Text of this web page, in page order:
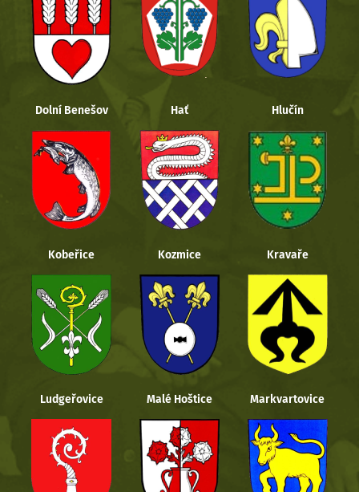
Dolní Benešov Hať Hlučín
Kobeřice Kozmice Kravaře
Ludgeřovice Malé Hoštice Markvartovice